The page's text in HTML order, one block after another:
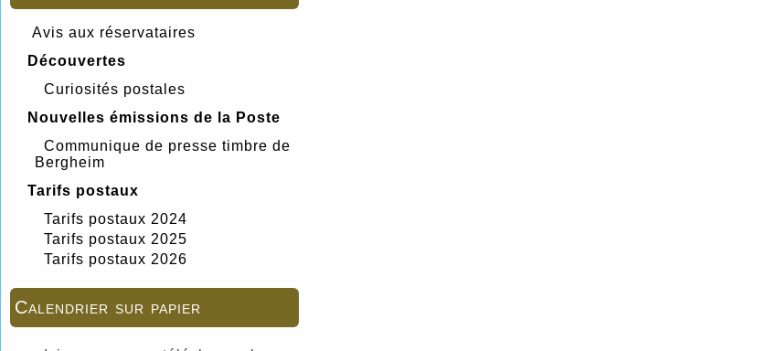
Avis aux réservataires
Découvertes
Curiosités postales
Nouvelles émissions de la Poste
Communique de presse timbre de
Bergheim
Tarifs postaux
Tarifs postaux 2024
Tarifs postaux 2025
Tarifs postaux 2026
Calendrier sur papier